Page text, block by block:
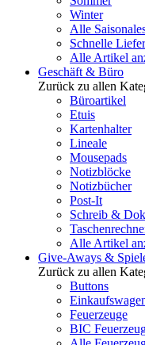
Winter
Alle
Schnelle
Alle Artikel
Geschäft & Büro
Zurück zu allen
Büroartikel
Etuis
Kartenhalter
Lineale
Mousepads
Notizblöcke
Notizbücher
Post-It
Schreib &
Alle Artikel
Give-Aways &
Zurück zu allen
Buttons
Feuerzeuge
BIC